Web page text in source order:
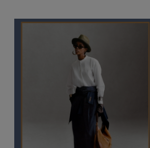
【ペプラム】トレンドシルエット
『ELLE』最新号掲載
【ジュエリー】シルバーでクールに
ワンピース・チュニック
フラットシューズ
レインシューズ
ショルダーバッグ
ハンドバッグ
すべてのファッション小物
ストール・マフラー・ケープ
帽子・イヤーマフ
ヘアアクセサリー
スマートフォンケース・タブレッ
アクセサリー
すべてのアクセサリー
ピアス・イヤリング
バングル・ブレスレット
すべてのランジェリー
ランジェリー
すべてのスポーツ